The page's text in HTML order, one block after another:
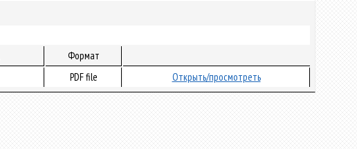
Формат
PDF file Открыть/просмотреть